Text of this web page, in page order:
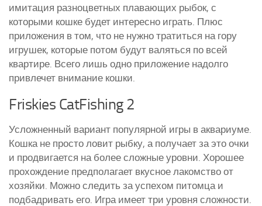
имитация разноцветных плавающих рыбок, с
которыми кошке будет интересно играть. Плюс
приложения в том, что не нужно тратиться на гору
игрушек, которые потом будут валяться по всей
квартире. Всего лишь одно приложение надолго
привлечет внимание кошки.
Friskies CatFishing 2
Усложненный вариант популярной игры в аквариуме.
Кошка не просто ловит рыбку, а получает за это очки
и продвигается на более сложные уровни. Хорошее
прохождение предполагает вкусное лакомство от
хозяйки. Можно следить за успехом питомца и
подбадривать его. Игра имеет три уровня сложности.